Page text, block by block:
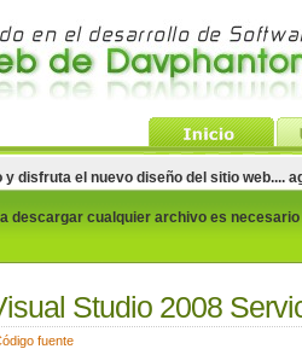
y disfruta el nuevo diseño del sitio web....
descargar cualquier archivo es
Studio 2008
fuente